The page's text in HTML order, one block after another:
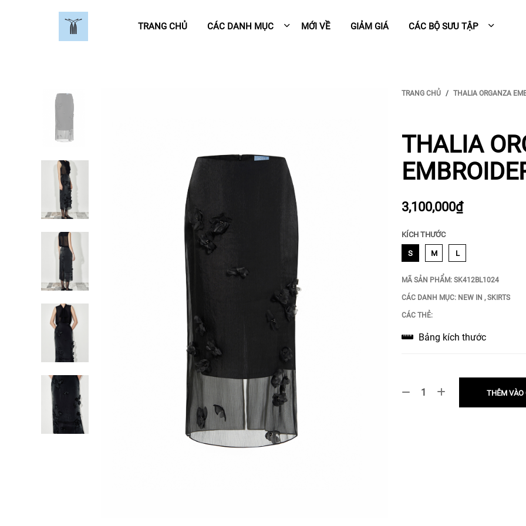
TRANG CHỦ CÁC DANH MỤC MỚI VỀ GIẢM GIÁ CÁC BỘ SƯU TẬP
TRANG CHỦ THALIA ORGANZA
THALIA
3,100,000₫
KÍCH THƯỚC
S M L
MÃ SẢN PHẨM: SK412BL1024
CÁC DANH MỤC: NEW IN ,SKIRTS
CÁC THẺ:
Bảng kích thước
THÊM VÀO